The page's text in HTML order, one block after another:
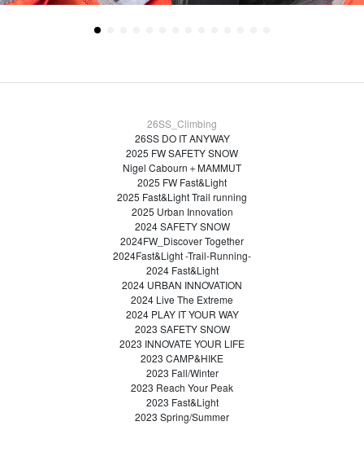
26SS_Climbing
26SS DO IT ANYWAY
2025 FW SAFETY SNOW
Nigel Cabourn＋MAMMUT
2025 FW Fast&Light
2025 Fast&Light Trail running
2025 Urban Innovation
2024 SAFETY SNOW
2024FW_Discover Together
2024Fast&Light -Trail-Running-
2024 Fast&Light
2024 URBAN INNOVATION
2024 Live The Extreme
2024 PLAY IT YOUR WAY
2023 SAFETY SNOW
2023 INNOVATE YOUR LIFE
2023 CAMP&HIKE
2023 Fall/Winter
2023 Reach Your Peak
2023 Fast&Light
2023 Spring/Summer